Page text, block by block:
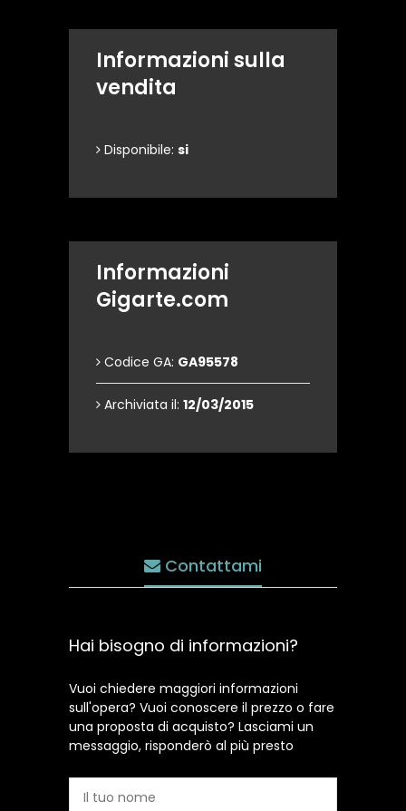
Informazioni sulla
vendita
Disponibile: si
Informazioni
Gigarte.com
Codice GA: GA95578
Archiviata il: 12/03/2015
Contattami
Hai bisogno di informazioni?
Vuoi chiedere maggiori informazioni
sull'opera? Vuoi conoscere il prezzo o fare
una proposta di acquisto? Lasciami un
messaggio, risponderò al più presto